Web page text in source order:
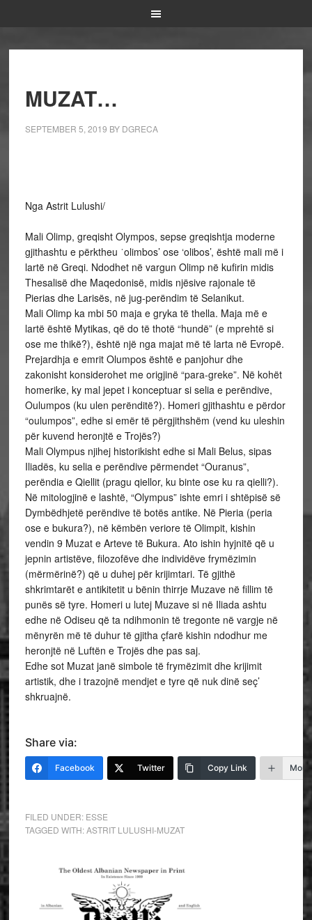
MUZAT…
SEPTEMBER 5, 2019 BY DGRECA
Nga Astrit Lulushi/
Mali Olimp, greqisht Olympos, sepse greqishtja moderne
gjithashtu e përktheu ˈolimbos’ ose ‘olibos’, është mali më i
lartë në Greqi. Ndodhet në vargun Olimp në kufirin midis
Thesalisë dhe Maqedonisë, midis njësive rajonale të
Pierias dhe Larisës, në jug-perëndim të Selanikut.
Mali Olimp ka mbi 50 maja e gryka të thella. Maja më e
lartë është Mytikas, që do të thotë “hundë” (e mprehtë si
ose me thikë?), është një nga majat më të larta në Evropë.
Prejardhja e emrit Olumpos është e panjohur dhe
zakonisht konsiderohet me origjinë “para-greke”. Në kohët
homerike, ky mal jepet i konceptuar si selia e perëndive,
Oulumpos (ku ulen perënditë?). Homeri gjithashtu e përdor
“oulumpos”, edhe si emër të përgjithshëm (vend ku uleshin
për kuvend heronjtë e Trojës?)
Mali Olympus njihej historikisht edhe si Mali Belus, sipas
Iliadës, ku selia e perëndive përmendet “Ouranus”,
perëndia e Qiellit (pragu qiellor, ku binte ose ku ra qielli?).
Në mitologjinë e lashtë, “Olympus” ishte emri i shtëpisë së
Dymbëdhjetë perëndive të botës antike. Në Pieria (peria
ose e bukura?), në këmbën veriore të Olimpit, kishin
vendin 9 Muzat e Arteve të Bukura. Ato ishin hyjnitë që u
jepnin artistëve, filozofëve dhe individëve frymëzimin
(mërmërinë?) që u duhej për krijimtari. Të gjithë
shkrimtarët e antikitetit u bënin thirrje Muzave në fillim të
punës së tyre. Homeri u lutej Muzave si në Iliada ashtu
edhe në Odiseu që ta ndihmonin të tregonte në vargje në
mënyrën më të duhur të gjitha çfarë kishin ndodhur me
heronjtë në Luftën e Trojës dhe pas saj.
Edhe sot Muzat janë simbole të frymëzimit dhe krijimit
artistik, dhe i trazojnë mendjet e tyre që nuk dinë seç’
shkruajnë.
Share via:
Facebook Twitter Copy Link More
FILED UNDER: ESSE
TAGGED WITH:ASTRIT LULUSHI-MUZAT